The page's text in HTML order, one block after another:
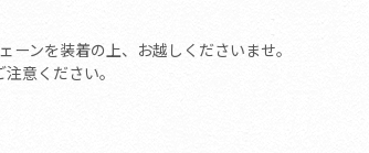
ンを装着の上、お越しくださいませ。
意ください。